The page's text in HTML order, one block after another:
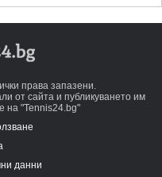
права запазени.
от сайта и публикуването им
на "Tennis24.bg"
данни